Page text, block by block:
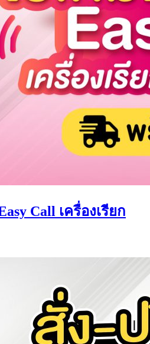
Call เครื่องเรียก